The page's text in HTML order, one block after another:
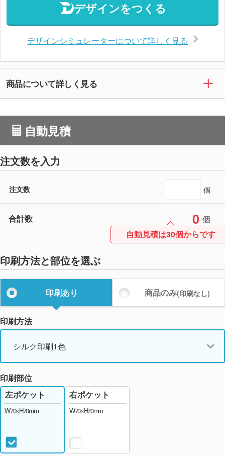
デザインをつくる
デザインシミュレーターについて詳しく見る
商品について詳しく見る
自動見積
注文数を入力
注文数 個
合計数 0 個
自動見積は30個からです
印刷方法と部位を選ぶ
印刷あり 商品のみ(印刷なし)
印刷方法
シルク印刷1色
印刷部位
左ポケット
W70×H70mm
右ポケット
W70×H70mm